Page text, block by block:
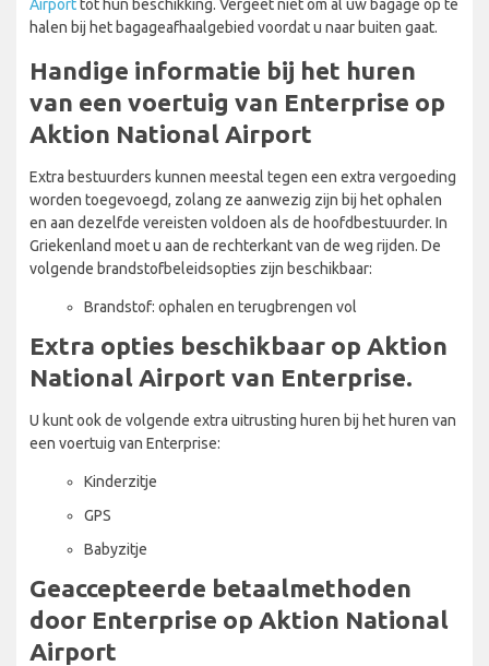
Airporttot hun beschikking. Vergeet niet om al uw bagage op te
halen bij het bagageafhaalgebied voordat u naar buiten gaat.
Handige informatie bij het huren
van een voertuig van Enterprise op
Aktion National Airport
Extra bestuurders kunnen meestal tegen een extra vergoeding
worden toegevoegd, zolang ze aanwezig zijn bij het ophalen
en aan dezelfde vereisten voldoen als de hoofdbestuurder. In
Griekenland moet u aan de rechterkant van de weg rijden. De
volgende brandstofbeleidsopties zijn beschikbaar:
Brandstof: ophalen en terugbrengen vol
Extra opties beschikbaar op Aktion
National Airport van Enterprise.
U kunt ook de volgende extra uitrusting huren bij het huren van
een voertuig van Enterprise:
Kinderzitje
GPS
Babyzitje
Geaccepteerde betaalmethoden
door Enterprise op Aktion National
Airport